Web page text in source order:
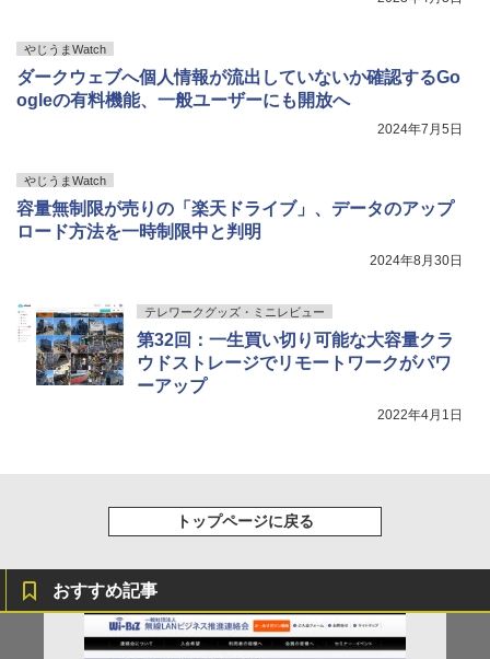
やじうまWatch
ダークウェブへ個人情報が流出していないか確認するGo
ogleの有料機能、一般ユーザーにも開放へ
2024年7月5日
やじうまWatch
容量無制限が売りの「楽天ドライブ」、データのアップ
ロード方法を一時制限中と判明
2024年8月30日
テレワークグッズ・ミニレビュー
第32回：一生買い切り可能な大容量クラ
ウドストレージでリモートワークがパワ
ーアップ
2022年4月1日
トップページに戻る
おすすめ記事